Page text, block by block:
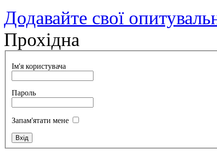
Додавайте свої
Прохідна
Ім'я користувача
Пароль
Запам'ятати мене